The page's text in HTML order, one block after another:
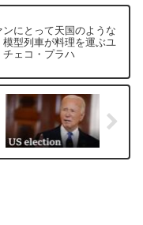
にとって天国のような
模型列車が料理を運ぶユ
チェコ・プラハ